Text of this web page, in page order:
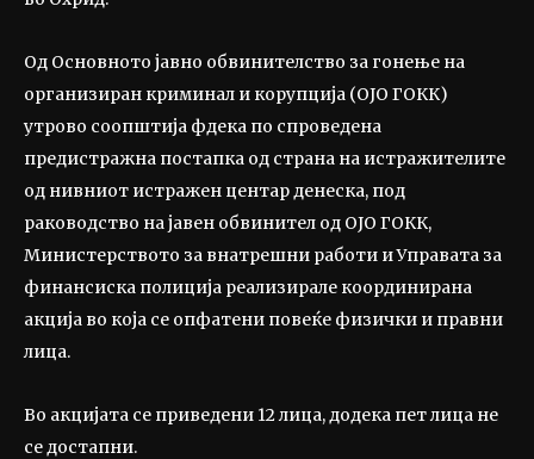
Од Основното јавно обвинителство за гонење на
организиран криминал и корупција (ОЈО ГОКК)
утрово соопштија фдека по спроведена
предистражна постапка од страна на истражителите
од нивниот истражен центар денеска, под
раководство на јавен обвинител од ОЈО ГОКК,
Министерството за внатрешни работи и Управата за
финансиска полиција реализирале координирана
акција во која се опфатени повеќе физички и правни
лица.
Во акцијата се приведени 12 лица, додека пет лица не
се достапни.